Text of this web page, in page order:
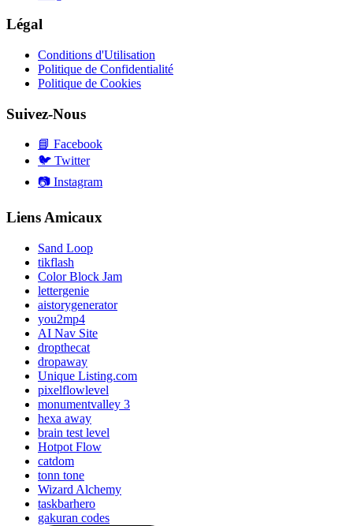
Légal
Conditions d'Utilisation
Politique de Confidentialité
Politique de Cookies
Suivez-Nous
📘 Facebook
🐦 Twitter
📷 Instagram
Liens Amicaux
Sand Loop
tikflash
Color Block Jam
lettergenie
aistorygenerator
you2mp4
AI Nav Site
dropthecat
dropaway
Unique Listing.com
pixelflowlevel
monumentvalley 3
hexa away
brain test level
Hotpot Flow
catdom
tonn tone
Wizard Alchemy
taskbarhero
gakuran codes